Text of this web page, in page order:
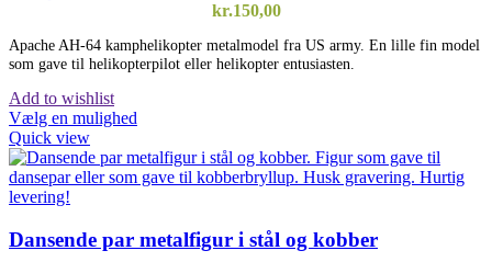
kr.150,00
Apache AH-64 kamphelikopter metalmodel fra US army. En lille fin model
som gave til helikopterpilot eller helikopter entusiasten.
Add to wishlist
Vælg en mulighed
Quick view
Dansende par metalfigur i stål og kobber